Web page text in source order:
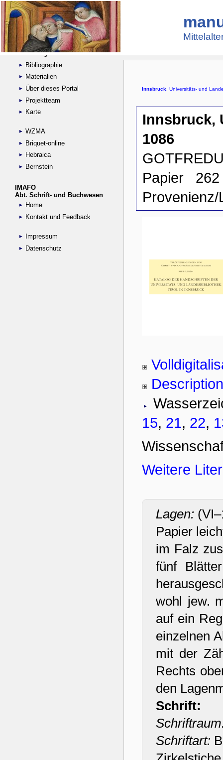
Suche
Handschriftensammlungen
Digitalisierte Handschriften
Kataloge
Bibliographie
Materialien
Über dieses Portal
Projektteam
Karte
WZMA
Briquet-online
Hebraica
Bernstein
IMAFO
Abt. Schrift- und Buchwesen
Home
Kontakt und Feedback
Impressum
Datenschutz